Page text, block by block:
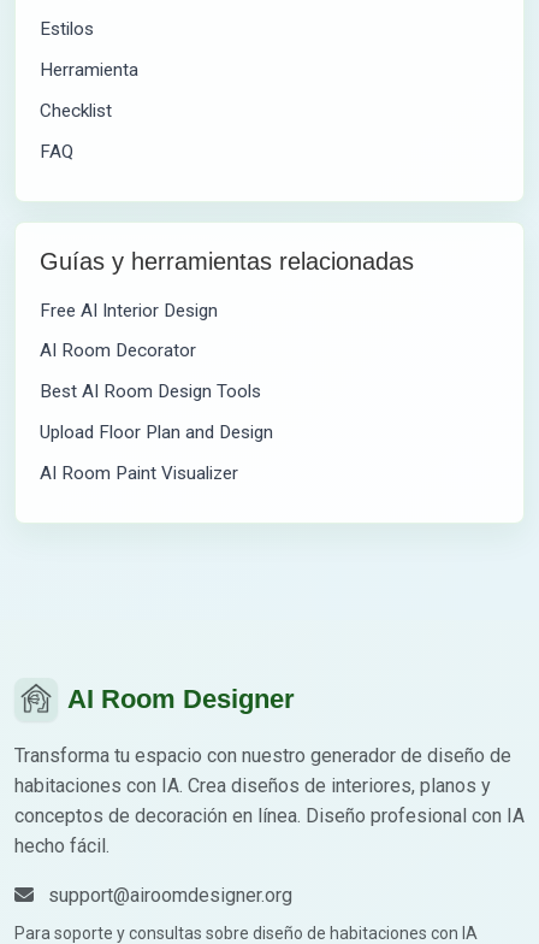
Estilos
Herramienta
Checklist
FAQ
Guías y herramientas relacionadas
Free AI Interior Design
AI Room Decorator
Best AI Room Design Tools
Upload Floor Plan and Design
AI Room Paint Visualizer
AI Room Designer
Transforma tu espacio con nuestro generador de diseño de
habitaciones con IA. Crea diseños de interiores, planos y
conceptos de decoración en línea. Diseño profesional con IA
hecho fácil.
support@airoomdesigner.org
Para soporte y consultas sobre diseño de habitaciones con IA